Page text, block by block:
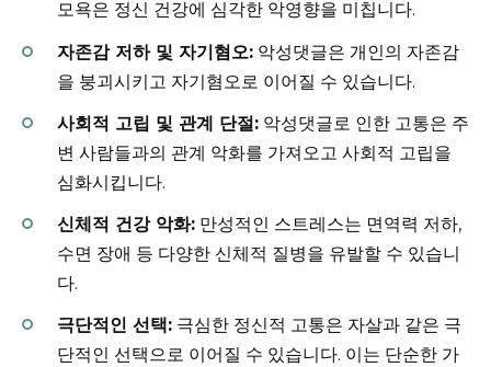
모욕은 정신 건강에 심각한 악영향을 미칩니다.
자존감 저하 및 자기혐오: 악성댓글은 개인의 자존감
을 붕괴시키고 자기혐오로 이어질 수 있습니다.
사회적 고립 및 관계 단절: 악성댓글로 인한 고통은 주
변 사람들과의 관계 악화를 가져오고 사회적 고립을
심화시킵니다.
신체적 건강 악화: 만성적인 스트레스는 면역력 저하,
수면 장애 등 다양한 신체적 질병을 유발할 수 있습니
다.
극단적인 선택: 극심한 정신적 고통은 자살과 같은 극
단적인 선택으로 이어질 수 있습니다. 이는 단순한 가